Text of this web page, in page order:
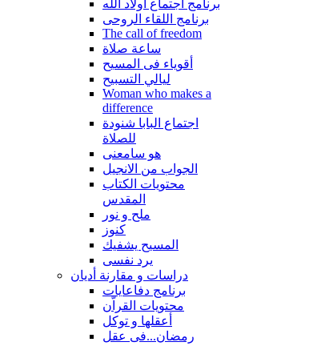
برنامج اجتماع اولاد الله
برنامج اللقاء الروحى
The call of freedom
ساعة صلاة
أقوياء فى المسيح
ليالي التسبيح
Woman who makes a
difference
اجتماع البابا شنودة
للصلاة
هو سامعنى
الجواب من الانجيل
محتويات الكتاب
المقدس
ملح و نور
كنوز
المسيح يشفيك
يرد نفسى
دراسات و مقارنة أديان
برنامج دفاعايات
محتويات القراّن
أعقلها و توكل
رمضان...فى عقل